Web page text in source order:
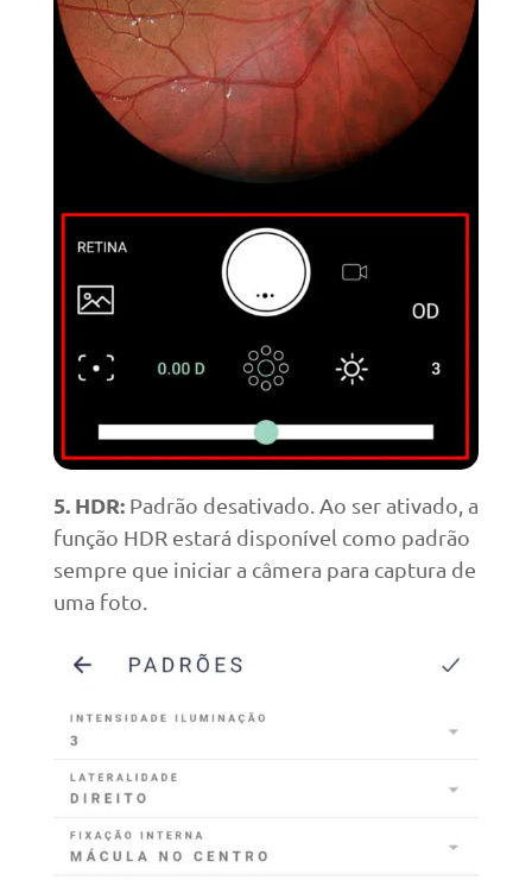
5. HDR: Padrão desativado. Ao ser ativado, a
função HDR estará disponível como padrão
sempre que iniciar a câmera para captura de
uma foto.